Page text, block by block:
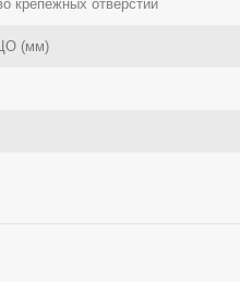
крепежных отверстий
(мм)